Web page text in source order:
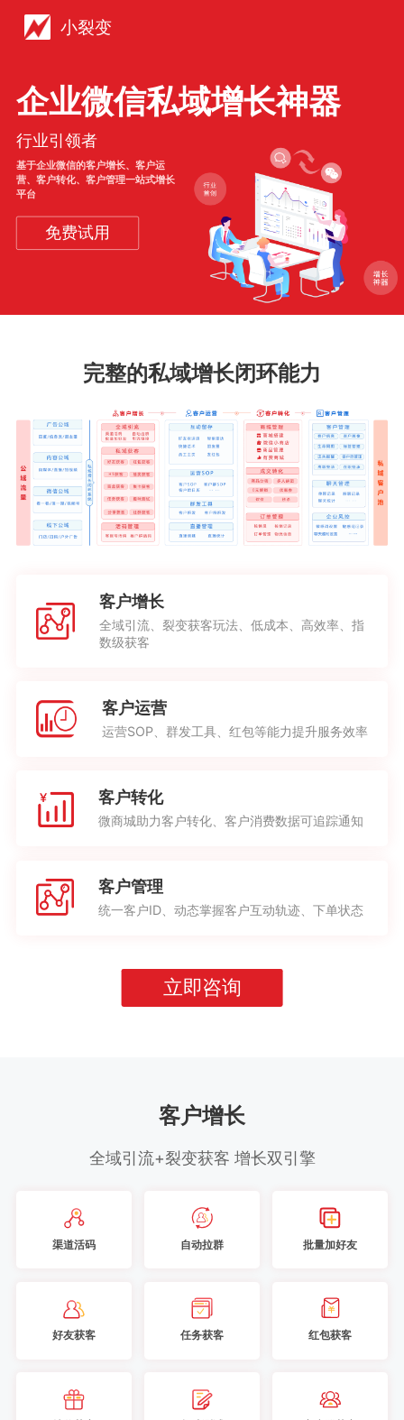
小裂变
企业微信私域增长神器
行业引领者
基于企业微信的客户增长、客户运
营、客户转化、客户管理一站式增长
平台
免费试用
完整的私域增长闭环能力
客户增长
全域引流、裂变获客玩法、低成本、高效率、指
数级获客
客户运营
运营SOP、群发工具、红包等能力提升服务效率
客户转化
微商城助力客户转化、客户消费数据可追踪通知
客户管理
统一客户ID、动态掌握客户互动轨迹、下单状态
立即咨询
客户增长
全域引流+裂变获客 增长双引擎
渠道活码 自动拉群 批量加好友
好友获客 任务获客 红包获客